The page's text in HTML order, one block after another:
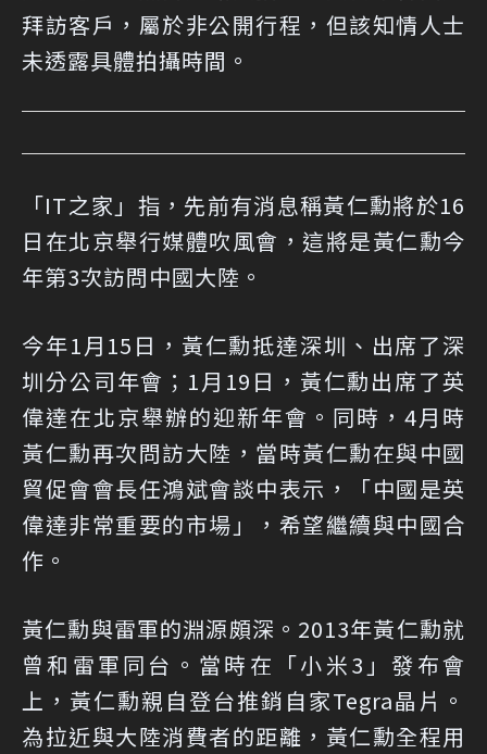
拜訪客戶，屬於非公開行程，但該知情人士
未透露具體拍攝時間。
「IT之家」指，先前有消息稱黃仁勳將於16
日在北京舉行媒體吹風會，這將是黃仁勳今
年第3次訪問中國大陸。
今年1月15日，黃仁勳抵達深圳、出席了深
圳分公司年會；1月19日，黃仁勳出席了英
偉達在北京舉辦的迎新年會。同時，4月時
黃仁勳再次問訪大陸，當時黃仁勳在與中國
貿促會會長任鴻斌會談中表示，「中國是英
偉達非常重要的市場」，希望繼續與中國合
作。
黃仁勳與雷軍的淵源頗深。2013年黃仁勳就
曾和雷軍同台。當時在「小米3」發布會
上，黃仁勳親自登台推銷自家Tegra晶片。
為拉近與大陸消費者的距離，黃仁勳全程用